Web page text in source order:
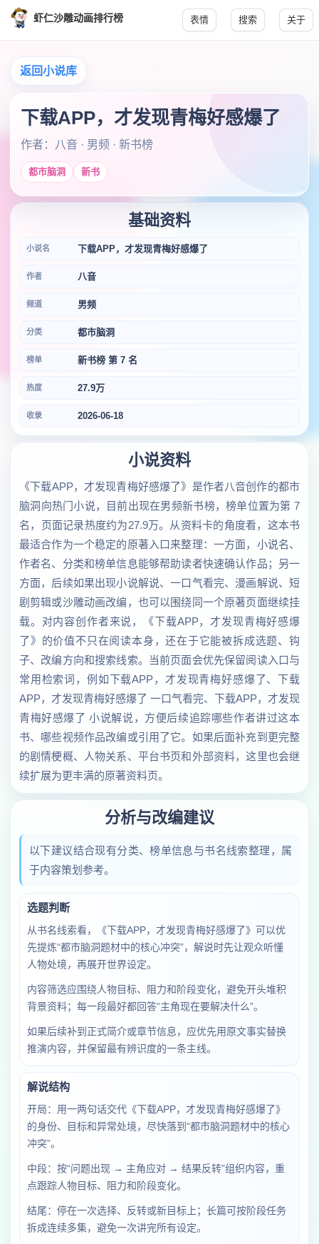
虾仁沙雕动画排行榜 表情 搜索 关于
返回小说库
下载APP，才发现青梅好感爆了
作者：八音 · 男频 · 新书榜
都市脑洞 新书
基础资料
小说名 下载APP，才发现青梅好感爆了
作者 八音
频道 男频
分类 都市脑洞
榜单 新书榜 第 7 名
热度 27.9万
收录 2026-06-18
小说资料
《下载APP，才发现青梅好感爆了》是作者八音创作的都市
脑洞向热门小说，目前出现在男频新书榜，榜单位置为第 7
名，页面记录热度约为27.9万。从资料卡的角度看，这本书
最适合作为一个稳定的原著入口来整理：一方面，小说名、
作者名、分类和榜单信息能够帮助读者快速确认作品；另一
方面，后续如果出现小说解说、一口气看完、漫画解说、短
剧剪辑或沙雕动画改编，也可以围绕同一个原著页面继续挂
载。对内容创作者来说，《下载APP，才发现青梅好感爆
了》的价值不只在阅读本身，还在于它能被拆成选题、钩
子、改编方向和搜索线索。当前页面会优先保留阅读入口与
常用检索词，例如下载APP，才发现青梅好感爆了、下载
APP，才发现青梅好感爆了 一口气看完、下载APP，才发现
青梅好感爆了 小说解说，方便后续追踪哪些作者讲过这本
书、哪些视频作品改编或引用了它。如果后面补充到更完整
的剧情梗概、人物关系、平台书页和外部资料，这里也会继
续扩展为更丰满的原著资料页。
分析与改编建议
以下建议结合现有分类、榜单信息与书名线索整理，属
于内容策划参考。
选题判断
从书名线索看，《下载APP，才发现青梅好感爆了》可以优
先提炼“都市脑洞题材中的核心冲突”，解说时先让观众听懂
人物处境，再展开世界设定。
内容筛选应围绕人物目标、阻力和阶段变化，避免开头堆积
背景资料；每一段最好都回答“主角现在要解决什么”。
如果后续补到正式简介或章节信息，应优先用原文事实替换
推演内容，并保留最有辨识度的一条主线。
解说结构
开局：用一两句话交代《下载APP，才发现青梅好感爆了》
的身份、目标和异常处境，尽快落到“都市脑洞题材中的核心
冲突”。
中段：按“问题出现 → 主角应对 → 结果反转”组织内容，重
点跟踪人物目标、阻力和阶段变化。
结尾：停在一次选择、反转或新目标上；长篇可按阶段任务
拆成连续多集，避免一次讲完所有设定。